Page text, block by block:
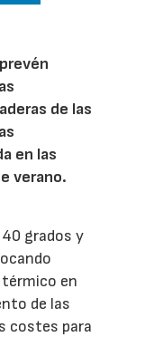
de las
en las
verano.
grados y
en
de las
costes para